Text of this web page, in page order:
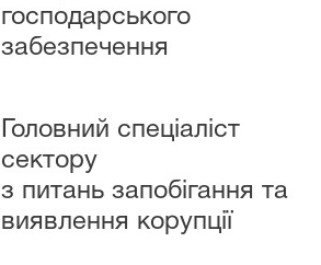
господарського
забезпечення
Головний спеціаліст
сектору
з питань запобігання та
виявлення корупції